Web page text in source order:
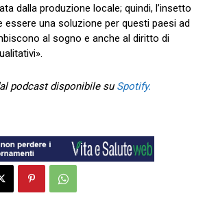
dalla produzione locale; quindi, l’insetto
essere una soluzione per questi paesi ad
al sogno e anche al diritto di
podcast disponibile suSpotify.